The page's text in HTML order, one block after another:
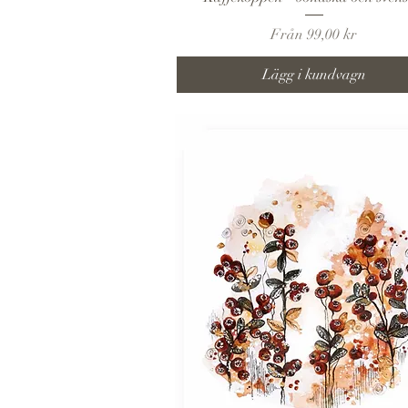
Från99,00 kr
Reapris
Lägg i kundvagn